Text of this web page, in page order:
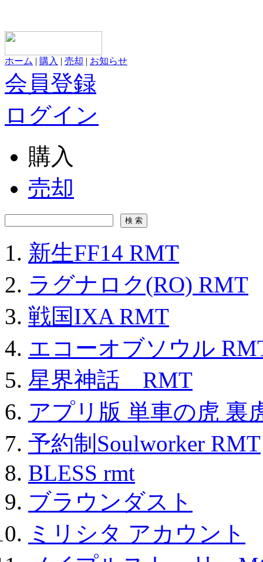
ホーム | 購入 | 売却 | お知らせ
会員登録
ログイン
購入
売却
新生FF14 RMT
ラグナロク(RO) RMT
戦国IXA RMT
エコーオブソウル
星界神話 RMT
アプリ版 単車の虎 裏
予約制Soulworker RMT
BLESS rmt
ブラウンダスト
ミリシタ アカウント